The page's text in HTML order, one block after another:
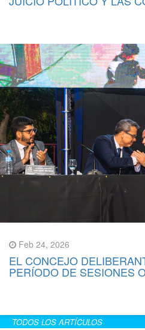
Feb 24, 2026
EL CONCEJO
PERÍODO DE SESIONES
TODOS LOS ARTÍCULOS